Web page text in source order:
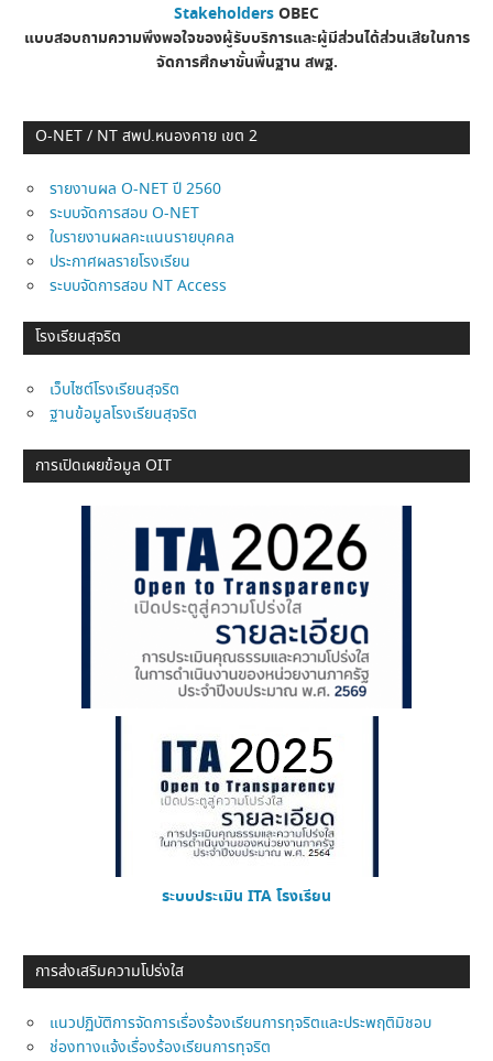
StakeholdersOBEC
แบบสอบถามความพึงพอใจของผู้รับบริการและผู้มีส่วนได้ส่วนเสียในการ
จัดการศึกษาขั้นพื้นฐาน สพฐ.
O-NET / NT สพป.หนองคาย เขต 2
รายงานผล O-NET ปี 2560
ระบบจัดการสอบ O-NET
ใบรายงานผลคะแนนรายบุคคล
ประกาศผลรายโรงเรียน
ระบบจัดการสอบ NT Access
โรงเรียนสุจริต
เว็บไซต์โรงเรียนสุจริต
ฐานข้อมูลโรงเรียนสุจริต
การเปิดเผยข้อมูล OIT
ระบบประเมิน ITA โรงเรียน
การส่งเสริมความโปร่งใส
แนวปฏิบัติการจัดการเรื่องร้องเรียนการทุจริตและประพฤติมิชอบ
ช่องทางแจ้งเรื่องร้องเรียนการทุจริต